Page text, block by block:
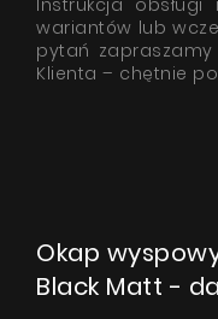
Sento Eco
Instrukcja
wariantów lub
pytań
Klienta – chętnie
Okap
Black Matt -